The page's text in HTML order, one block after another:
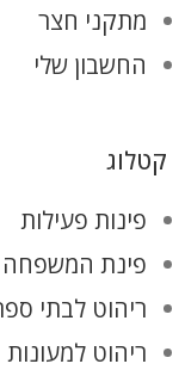
מתקני חצר
החשבון שלי
קטלוג
פינות פעילות
פינת המשפחה
ריהוט לבתי
ריהוט למעונות